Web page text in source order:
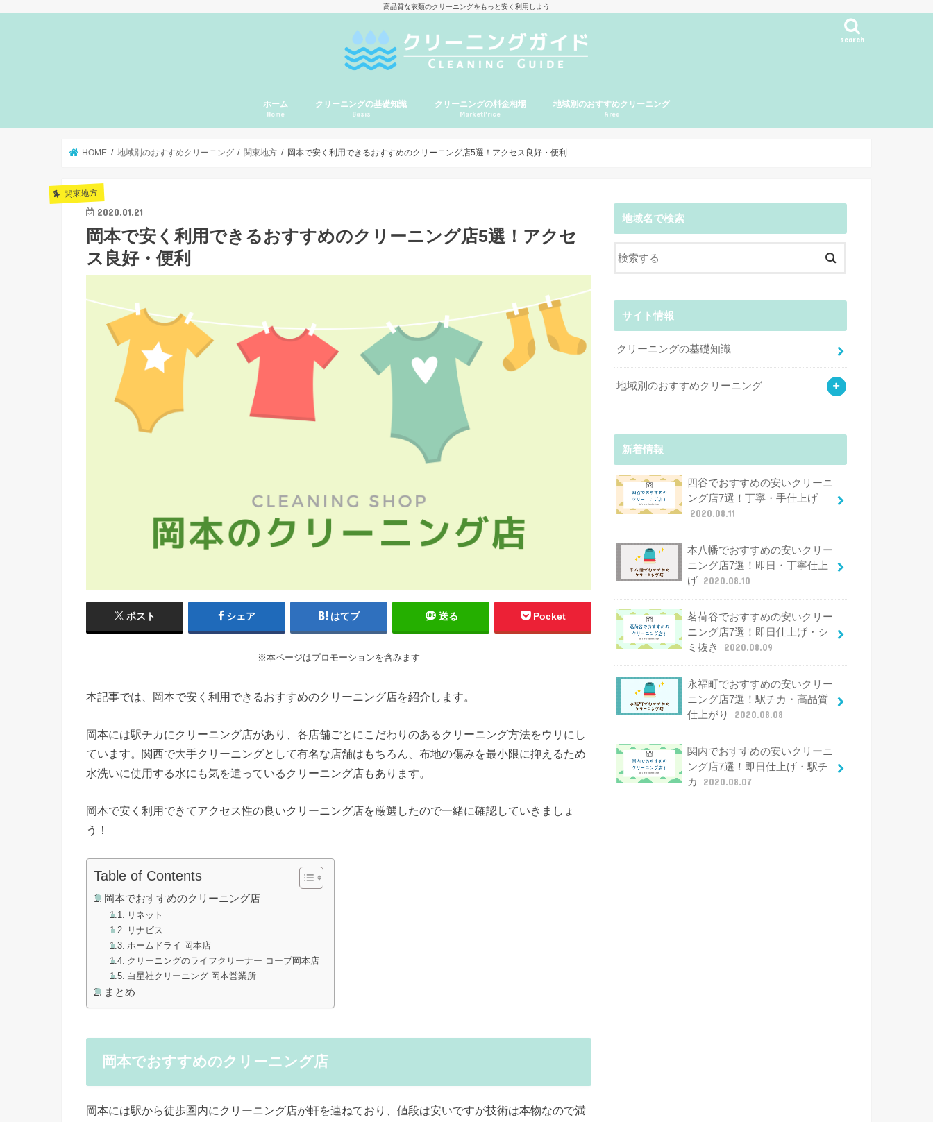
高品質な衣類のクリーニングをもっと安く利用しよう
search
ホーム
Home
クリーニングの基礎知識
Basis
クリーニングの料金相場
MarketPrice
地域別のおすすめクリーニング
Area
HOME 地域別のおすすめクリーニング 関東地方 岡本で安く利用できるおすすめのクリーニング店5選！アクセス良好・便利
関東地方
2020.01.21
岡本で安く利用できるおすすめのクリーニング店5選！アクセ
ス良好・便利
ポスト シェア はてブ 送る Pocket
※本ページはプロモーションを含みます
本記事では、岡本で安く利用できるおすすめのクリーニング店を紹介します。
岡本には駅チカにクリーニング店があり、各店舗ごとにこだわりのあるクリーニング方法をウリにし
ています。関西で大手クリーニングとして有名な店舗はもちろん、布地の傷みを最小限に抑えるため
水洗いに使用する水にも気を遣っているクリーニング店もあります。
岡本で安く利用できてアクセス性の良いクリーニング店を厳選したので一緒に確認していきましょ
う！
Table of Contents
岡本でおすすめのクリーニング店
リネット
リナビス
ホームドライ 岡本店
クリーニングのライフクリーナー コープ岡本店
白星社クリーニング 岡本営業所
まとめ
岡本でおすすめのクリーニング店
岡本には駅から徒歩圏内にクリーニング店が軒を連ねており、値段は安いですが技術は本物なので満
地域名で検索
サイト情報
クリーニングの基礎知識
地域別のおすすめクリーニング
新着情報
四谷でおすすめの安いクリーニ
ング店7選！丁寧・手仕上げ
2020.08.11
本八幡でおすすめの安いクリー
ニング店7選！即日・丁寧仕上
げ 2020.08.10
茗荷谷でおすすめの安いクリー
ニング店7選！即日仕上げ・シ
ミ抜き
2020.08.09
永福町でおすすめの安いクリー
ニング店7選！駅チカ・高品質
仕上がり
2020.08.08
関内でおすすめの安いクリーニ
ング店7選！即日仕上げ・駅チ
カ
2020.08.07